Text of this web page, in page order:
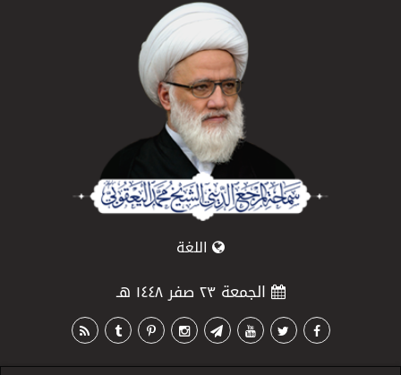
اللغة
الجمعة ٢٣ صفر ١٤٤٨ هـ